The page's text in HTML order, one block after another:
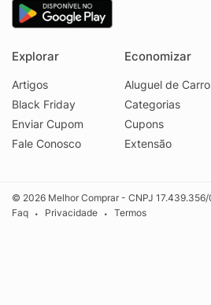
Explorar
Artigos
Black Friday
Enviar Cupom
Fale Conosco
Economizar
Aluguel de
Categorias
Cupons
Extensão
© 2026 Melhor Comprar - CNPJ
Faq
• Privacidade • Termos